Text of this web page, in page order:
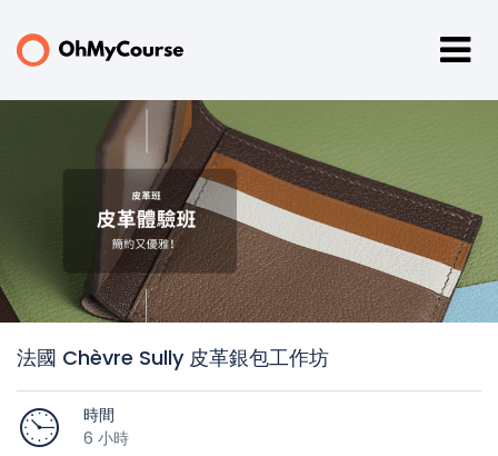
法國 Chèvre Sully 皮革銀包工作坊
時間
6 小時